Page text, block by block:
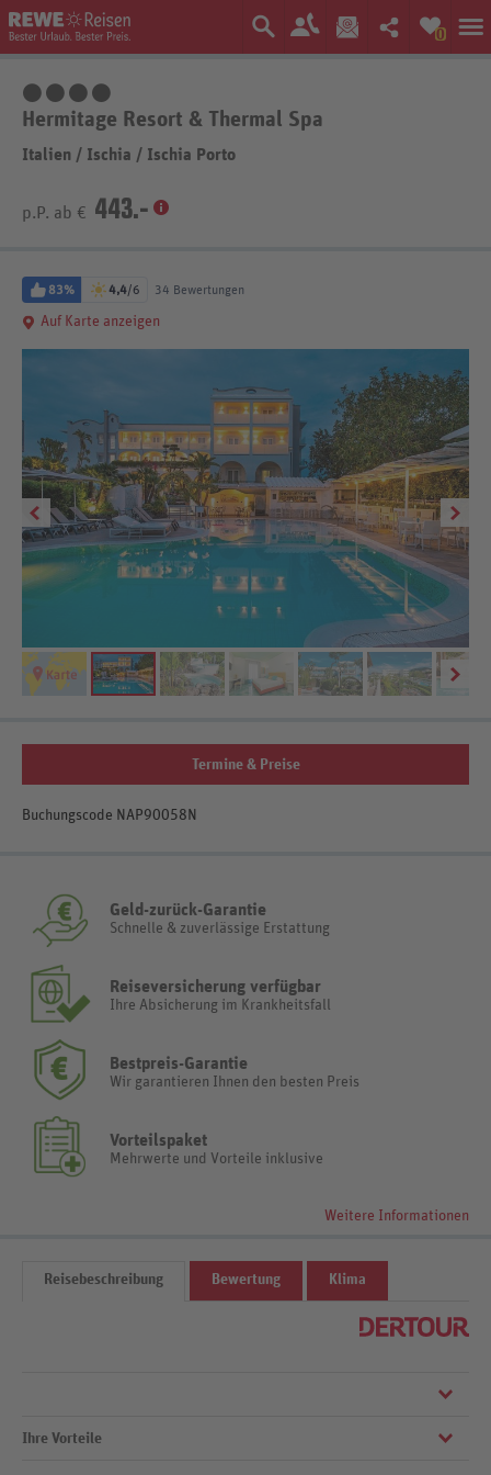
0
Hermitage Resort & Thermal Spa
Italien / Ischia / Ischia Porto
p.P. ab € 443.-
83% 4,4/6 34 Bewertungen
Auf Karte anzeigen
Termine & Preise
Buchungscode NAP90058N
Geld-zurück-Garantie
Schnelle & zuverlässige Erstattung
Reiseversicherung verfügbar
Ihre Absicherung im Krankheitsfall
Bestpreis-Garantie
Wir garantieren Ihnen den besten Preis
Vorteilspaket
Mehrwerte und Vorteile inklusive
Weitere Informationen
Reisebeschreibung Bewertung Klima
Eingerahmt von üppigem Grün und bunten Blüten kommen Sie zur
Ihre Vorteile